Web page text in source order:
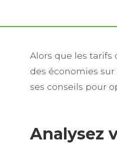
Alors que les tarifs
des économies
ses conseils pour
Analysez